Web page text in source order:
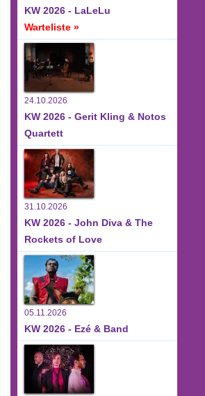
KW 2026 - LaLeLu
Warteliste »
24.10.2026
KW 2026 - Gerit Kling & Notos
Quartett
31.10.2026
KW 2026 - John Diva & The
Rockets of Love
05.11.2026
KW 2026 - Ezé & Band